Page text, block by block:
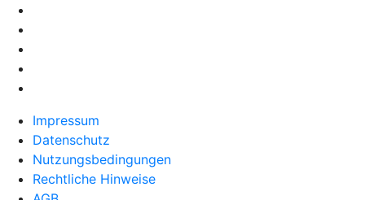
Impressum
Datenschutz
Nutzungsbedingungen
Rechtliche Hinweise